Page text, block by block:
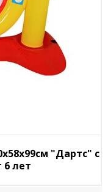
"Дартс" с
лет